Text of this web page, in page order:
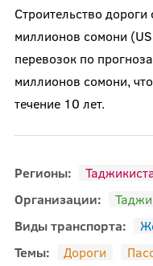
Строительство
миллионов сомони
перевозок по
миллионов сомони,
течение 10 лет.
Регионы:
Организации:
Виды транспорта:
Темы:
Дороги